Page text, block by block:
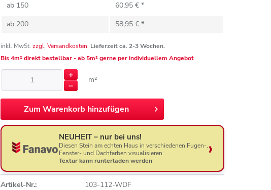
ab 150
60,95 € *
ab 200 58,95 € *
inkl. MwSt.zzgl. Versandkosten, Lieferzeit ca. 2-3 Wochen.
Bis 4m² direkt bestellbar - ab 5m² gerne per individuellem Angebot
m²
Zum Warenkorb hinzufügen
NEUHEIT – nur bei uns!
Diesen Stein am echten Haus in verschiedenen Fugen-,
Fenster- und Dachfarben visualisieren
Textur kann runterladen werden
Artikel-Nr.: 103-112-WDF